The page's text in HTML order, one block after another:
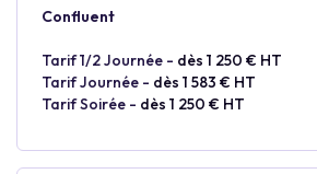
Confluent
Tarif 1/2 Journée - dès 1 250 € HT
Tarif Journée - dès 1 583 € HT
Tarif Soirée - dès 1 250 € HT